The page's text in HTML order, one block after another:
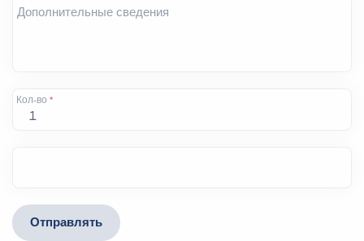
Дополнительные сведения
Кол-во *
Отправлять